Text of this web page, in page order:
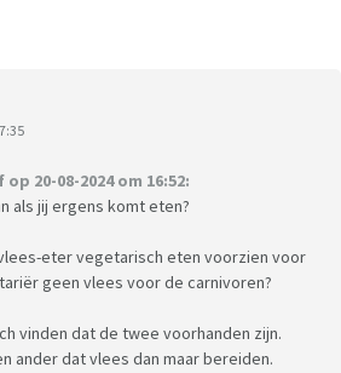
20-08-2024 om 16:52:
als jij ergens komt eten?
eter vegetarisch eten voorzien voor
geen vlees voor de carnivoren?
vinden dat de twee voorhanden zijn.
ander dat vlees dan maar bereiden.